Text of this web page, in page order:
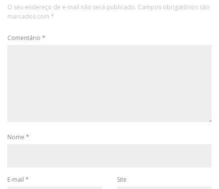
O seu endereço de e-mail não será publicado. Campos obrigatórios são
marcados com *
Comentário *
Nome *
E-mail * Site